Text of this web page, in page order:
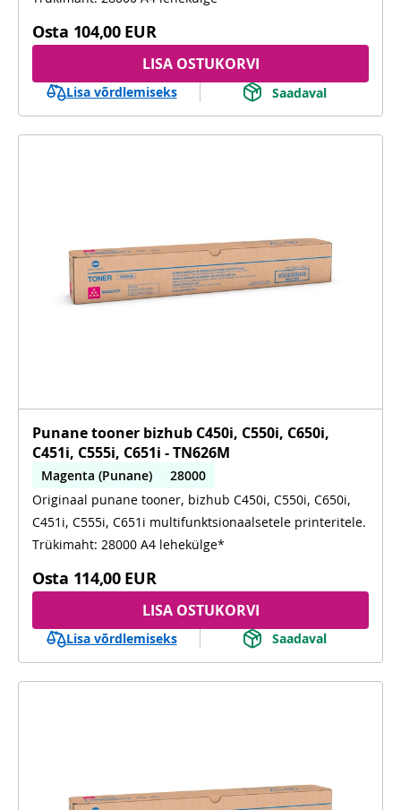
Osta 104,00 EUR
LISA OSTUKORVI
Lisa võrdlemiseks Saadaval
Punane tooner bizhub C450i, C550i, C650i,
C451i, C555i, C651i - TN626M
Magenta (Punane)
28000
C450i, C550i, C650i, C451i, C555i, C651i
Originaal punane tooner, bizhub C450i, C550i, C650i,
C451i, C555i, C651i multifunktsionaalsetele printeritele.
Trükimaht: 28000 A4 lehekülge*
Osta 114,00 EUR
LISA OSTUKORVI
Lisa võrdlemiseks Saadaval